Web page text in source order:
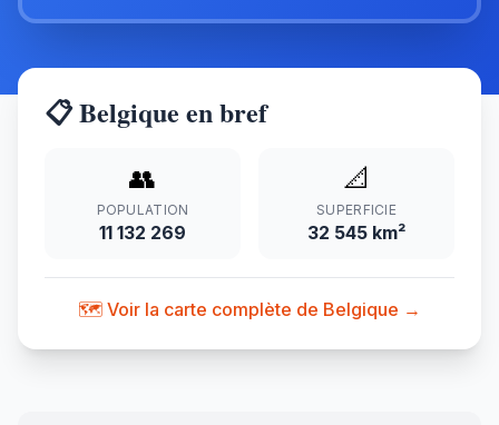
📋 Belgique en bref
👥
POPULATION
11 132 269
📐
SUPERFICIE
32 545 km²
🗺️ Voir la carte complète de Belgique →